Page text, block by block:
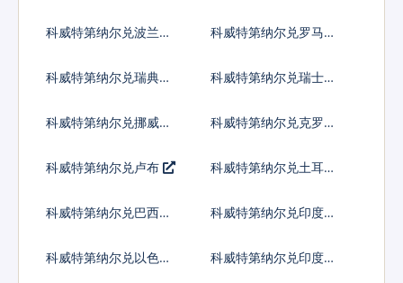
科威特第纳尔兑波兰兹
科威特第纳尔兑罗马尼
科威特第纳尔兑瑞典克
科威特第纳尔兑瑞士法
科威特第纳尔兑挪威克
科威特第纳尔兑克罗地
科威特第纳尔兑卢布
科威特第纳尔兑土耳其
科威特第纳尔兑巴西雷
科威特第纳尔兑印度尼
科威特第纳尔兑以色列
科威特第纳尔兑印度卢